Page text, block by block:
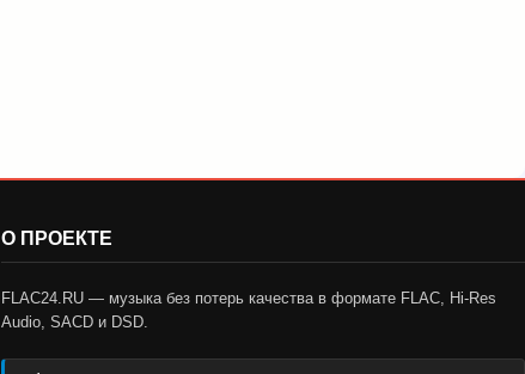
О ПРОЕКТЕ
FLAC24.RU — музыка без потерь качества в формате FLAC, Hi-Res
Audio, SACD и DSD.